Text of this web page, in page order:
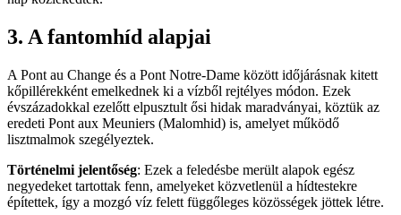
3. A fantomhíd alapjai
A Pont au Change és a Pont Notre-Dame között időjárásnak kitett
kőpillérekként emelkednek ki a vízből rejtélyes módon. Ezek
évszázadokkal ezelőtt elpusztult ősi hidak maradványai, köztük az
eredeti Pont aux Meuniers (Malomhid) is, amelyet működő
lisztmalmok szegélyeztek.
Történelmi jelentőség: Ezek a feledésbe merült alapok egész
negyedeket tartottak fenn, amelyeket közvetlenül a hídtestekre
építettek, így a mozgó víz felett függőleges közösségek jöttek létre.